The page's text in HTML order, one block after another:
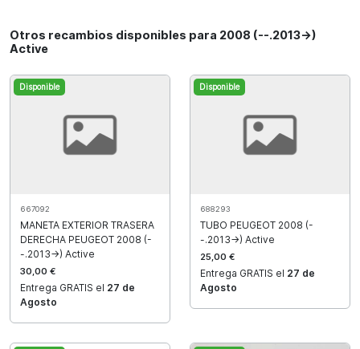
Otros recambios disponibles para 2008 (--.2013->)
Active
Disponible
667092
MANETA EXTERIOR TRASERA
DERECHA PEUGEOT 2008 (-
-.2013->) Active
30,00 €
Entrega GRATIS el 27 de
Agosto
Disponible
688293
TUBO PEUGEOT 2008 (-
-.2013->) Active
25,00 €
Entrega GRATIS el 27 de
Agosto